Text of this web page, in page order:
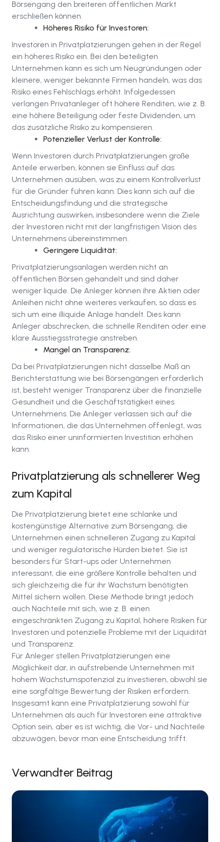
Börsengang den breiteren öffentlichen Markt
erschließen können.
Höheres Risiko für Investoren:
Investoren in Privatplatzierungen gehen in der Regel
ein höheres Risiko ein. Bei den beteiligten
Unternehmen kann es sich um Neugründungen oder
kleinere, weniger bekannte Firmen handeln, was das
Risiko eines Fehlschlags erhöht. Infolgedessen
verlangen Privatanleger oft höhere Renditen, wie z. B.
eine höhere Beteiligung oder feste Dividenden, um
das zusätzliche Risiko zu kompensieren.
Potenzieller Verlust der Kontrolle:
Wenn Investoren durch Privatplatzierungen große
Anteile erwerben, können sie Einfluss auf das
Unternehmen ausüben, was zu einem Kontrollverlust
für die Gründer führen kann. Dies kann sich auf die
Entscheidungsfindung und die strategische
Ausrichtung auswirken, insbesondere wenn die Ziele
der Investoren nicht mit der langfristigen Vision des
Unternehmens übereinstimmen.
Geringere Liquidität:
Privatplatzierungsanlagen werden nicht an
öffentlichen Börsen gehandelt und sind daher
weniger liquide. Die Anleger können ihre Aktien oder
Anleihen nicht ohne weiteres verkaufen, so dass es
sich um eine illiquide Anlage handelt. Dies kann
Anleger abschrecken, die schnelle Renditen oder eine
klare Ausstiegsstrategie anstreben.
Mangel an Transparenz:
Da bei Privatplatzierungen nicht dasselbe Maß an
Berichterstattung wie bei Börsengängen erforderlich
ist, besteht weniger Transparenz über die finanzielle
Gesundheit und die Geschäftstätigkeit eines
Unternehmens. Die Anleger verlassen sich auf die
Informationen, die das Unternehmen offenlegt, was
das Risiko einer uninformierten Investition erhöhen
kann.
Privatplatzierung als schnellerer Weg
zum Kapital
Die Privatplatzierung bietet eine schlanke und
kostengünstige Alternative zum Börsengang, die
Unternehmen einen schnelleren Zugang zu Kapital
und weniger regulatorische Hürden bietet. Sie ist
besonders für Start-ups oder Unternehmen
interessant, die eine größere Kontrolle behalten und
sich gleichzeitig die für ihr Wachstum benötigten
Mittel sichern wollen. Diese Methode bringt jedoch
auch Nachteile mit sich, wie z. B. einen
eingeschränkten Zugang zu Kapital, höhere Risiken für
Investoren und potenzielle Probleme mit der Liquidität
und Transparenz.
Für Anleger stellen Privatplatzierungen eine
Möglichkeit dar, in aufstrebende Unternehmen mit
hohem Wachstumspotenzial zu investieren, obwohl sie
eine sorgfältige Bewertung der Risiken erfordern.
Insgesamt kann eine Privatplatzierung sowohl für
Unternehmen als auch für Investoren eine attraktive
Option sein, aber es ist wichtig, die Vor- und Nachteile
abzuwägen, bevor man eine Entscheidung trifft.
Verwandter Beitrag